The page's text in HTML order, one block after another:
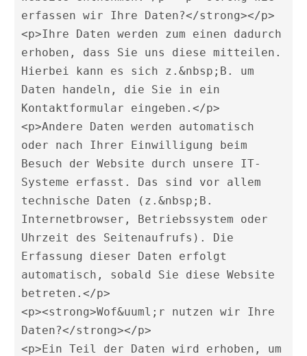
erfassen wir Ihre Daten?</strong></p>
<p>Ihre Daten werden zum einen dadurch
erhoben, dass Sie uns diese mitteilen.
Hierbei kann es sich z.&nbsp;B. um
Daten handeln, die Sie in ein
Kontaktformular eingeben.</p>
<p>Andere Daten werden automatisch
oder nach Ihrer Einwilligung beim
Besuch der Website durch unsere IT-
Systeme erfasst. Das sind vor allem
technische Daten (z.&nbsp;B.
Internetbrowser, Betriebssystem oder
Uhrzeit des Seitenaufrufs). Die
Erfassung dieser Daten erfolgt
automatisch, sobald Sie diese Website
betreten.</p>
<p><strong>Wof&uuml;r nutzen wir Ihre
Daten?</strong></p>
<p>Ein Teil der Daten wird erhoben, um